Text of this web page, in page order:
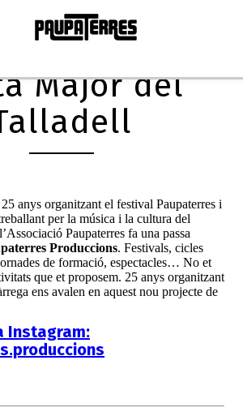
Major del
anys organitzant el festival Paupaterres i
per la música i la cultura del
Paupaterres fa una passa
Produccions. Festivals, cicles
de formació, espectacles… No et
que et proposem. 25 anys organitzant
ens avalen en aquest nou projecte de
Instagram: